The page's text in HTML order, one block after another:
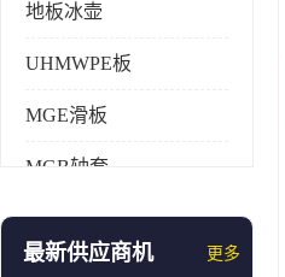
地板冰壶
UHMWPE板
MGE滑板
MGB轴套
旱地冰壶
最新供应商机 更多